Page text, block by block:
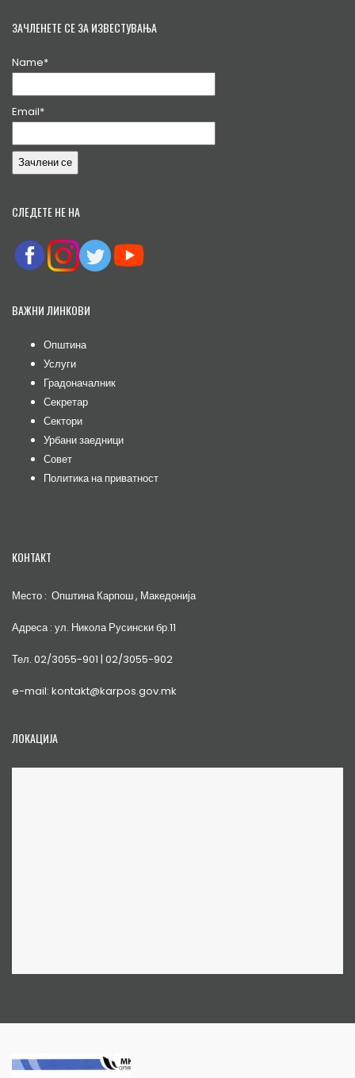
ЗАЧЛЕНЕТЕ СЕ ЗА ИЗВЕСТУВАЊА
Name*
Email*
СЛЕДЕТЕ НЕ НА
ВАЖНИ ЛИНКОВИ
Општина
Услуги
Градоначалник
Секретар
Сектори
Урбани заедници
Совет
Политика на приватност
КОНТАКТ
Место : Општина Карпош , Македонија
Адреса : ул. Никола Русински бр.11
Тел. 02/3055-901 | 02/3055-902
e-mail: kontakt@karpos.gov.mk
ЛОКАЦИЈА